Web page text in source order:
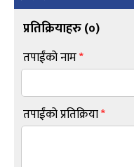
प्रतिक्रियाहरु (०)
तपाईंको नाम*
तपाईंको प्रतिक्रिया*